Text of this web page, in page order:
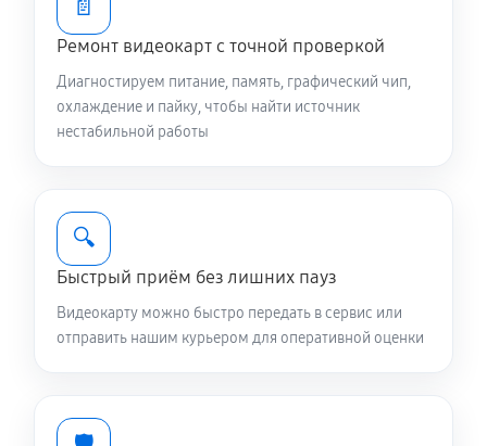
📄
Ремонт видеокарт с точной проверкой
Диагностируем питание, память, графический чип,
охлаждение и пайку, чтобы найти источник
нестабильной работы
🔍
Быстрый приём без лишних пауз
Видеокарту можно быстро передать в сервис или
отправить нашим курьером для оперативной оценки